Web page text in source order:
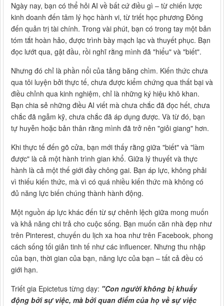
Ngày nay, bạn có thể hỏi AI về bất cứ điều gì – từ chiến lược
kinh doanh đến tâm lý học hành vi, từ triết học phương Đông
đến quản trị tài chính. Trong vài phút, bạn có trong tay một bản
tóm tắt hoàn hảo, được trình bày mạch lạc và thuyết phục. Bạn
đọc lướt qua, gật đầu, rồi nghĩ rằng mình đã "hiểu" và "biết".
Nhưng đó chỉ là phần nổi của tảng băng chìm. Kiến thức chưa
qua tôi luyện bởi thực tế, chưa được kiểm chứng qua thất bại và
điều chỉnh qua kinh nghiệm, chỉ là những ký hiệu khô khan.
Bạn chia sẻ những điều AI viết mà chưa chắc đã đọc hết, chưa
chắc đã ngẫm kỹ, chưa chắc đã áp dụng được. Và từ đó, bạn
tự huyễn hoặc bản thân rằng mình đã trở nên "giỏi giang" hơn.
Khi thực tế đến gõ cửa, bạn mới thấy rằng giữa "biết" và "làm
được" là cả một hành trình gian khổ. Giữa lý thuyết và thực
hành là cả một thế giới đầy chông gai. Bạn áp lực, không phải
vì thiếu kiến thức, mà vì có quá nhiều kiến thức mà không có
đủ năng lực biến chúng thành hành động.
Một nguồn áp lực khác đến từ sự chênh lệch giữa mong muốn
và khả năng chi trả cho cuộc sống. Bạn muốn căn nhà đẹp như
trên Pinterest, chuyến du lịch xa hoa như trên Facebook, phong
cách sống tối giản tinh tế như các influencer. Nhưng thu nhập
của bạn, thời gian của bạn, năng lực của bạn – tất cả đều có
giới hạn.
Triết gia Epictetus từng dạy: "Con người không bị khuấy
động bởi sự việc, mà bởi quan điểm của họ về sự việc